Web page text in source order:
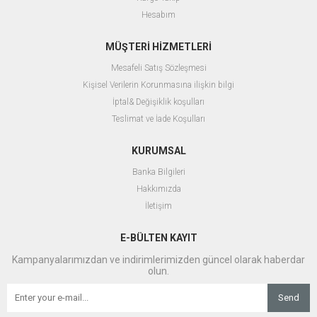
Hesabım
MÜŞTERİ HİZMETLERİ
Mesafeli Satış Sözleşmesi
Kişisel Verilerin Korunmasına ilişkin bilgi
İptal& Değişiklik koşulları
Teslimat ve İade Koşulları
KURUMSAL
Banka Bilgileri
Hakkımızda
İletişim
E-BÜLTEN KAYIT
Kampanyalarımızdan ve indirimlerimizden güncel olarak haberdar
olun.
Send